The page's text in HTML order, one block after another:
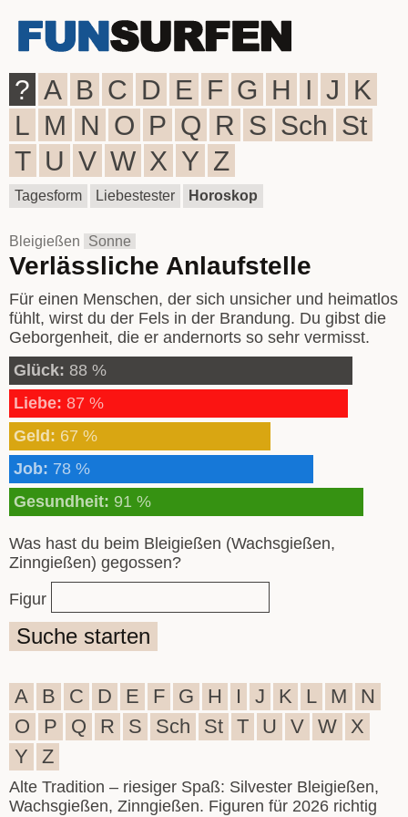
? A B C D E F G H I J K
L M N O P Q R S Sch St
T U V W X Y Z
Tagesform Liebestester Horoskop
Bleigießen Sonne
Verlässliche Anlaufstelle
Für einen Menschen, der sich unsicher und heimatlos
fühlt, wirst du der Fels in der Brandung. Du gibst die
Geborgenheit, die er andernorts so sehr vermisst.
Glück: 88 %
Liebe: 87 %
Geld: 67 %
Job: 78 %
Gesundheit: 91 %
Was hast du beim Bleigießen (Wachsgießen,
Zinngießen) gegossen?
Figur
Suche starten
A B C D E F G H I J K L M
N
O
P Q R S Sch St T U V W X
Y
Z
Alte Tradition – riesiger Spaß: Silvester Bleigießen,
Wachsgießen, Zinngießen. Figuren für 2026 richtig